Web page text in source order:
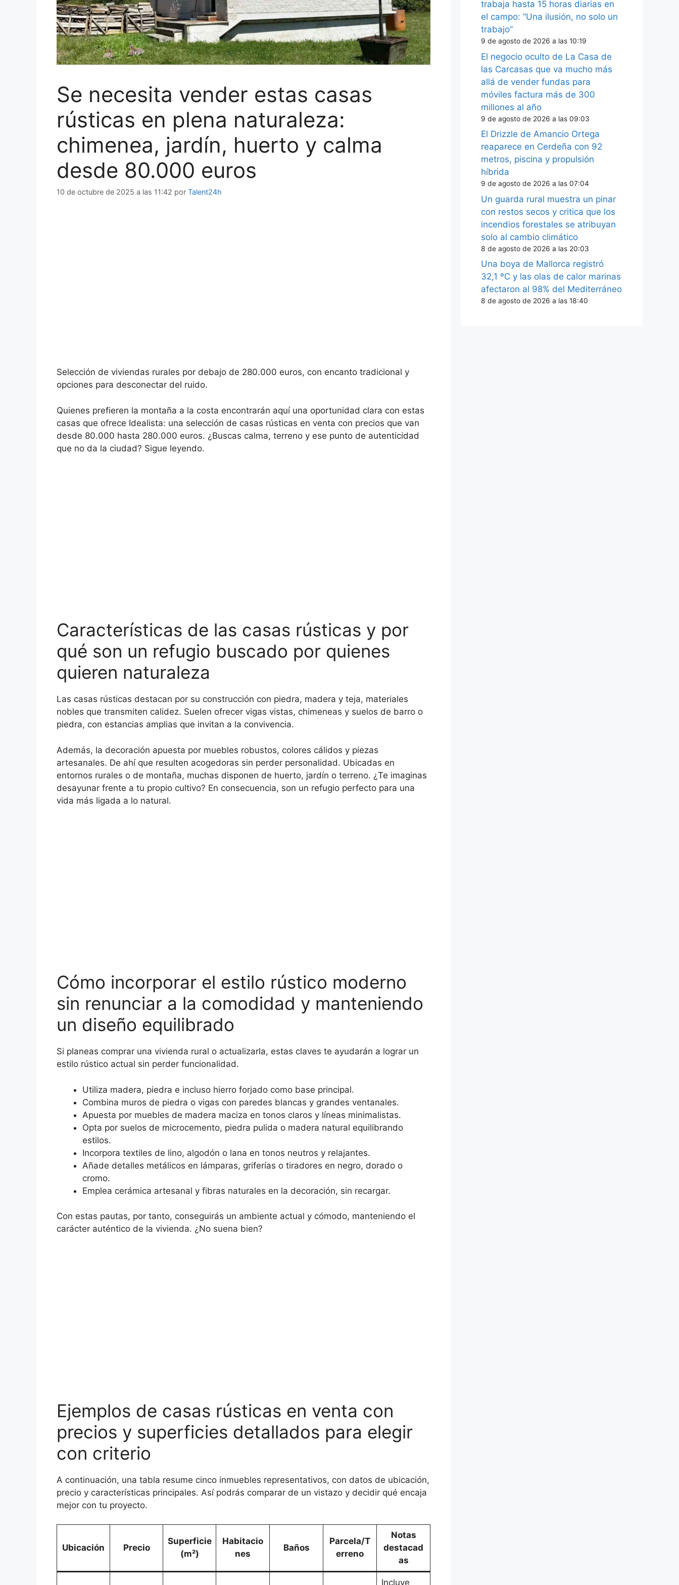
Se necesita vender estas casas
rústicas en plena naturaleza:
chimenea, jardín, huerto y calma
desde 80.000 euros
10 de octubre de 2025 a las 11:42 por Talent24h
Selección de viviendas rurales por debajo de 280.000 euros, con encanto tradicional y
opciones para desconectar del ruido.
Quienes prefieren la montaña a la costa encontrarán aquí una oportunidad clara con estas
casas que ofrece Idealista: una selección de casas rústicas en venta con precios que van
desde 80.000 hasta 280.000 euros. ¿Buscas calma, terreno y ese punto de autenticidad
que no da la ciudad? Sigue leyendo.
Características de las casas rústicas y por
qué son un refugio buscado por quienes
quieren naturaleza
Las casas rústicas destacan por su construcción con piedra, madera y teja, materiales
nobles que transmiten calidez. Suelen ofrecer vigas vistas, chimeneas y suelos de barro o
piedra, con estancias amplias que invitan a la convivencia.
Además, la decoración apuesta por muebles robustos, colores cálidos y piezas
artesanales. De ahí que resulten acogedoras sin perder personalidad. Ubicadas en
entornos rurales o de montaña, muchas disponen de huerto, jardín o terreno. ¿Te imaginas
desayunar frente a tu propio cultivo? En consecuencia, son un refugio perfecto para una
vida más ligada a lo natural.
Cómo incorporar el estilo rústico moderno
sin renunciar a la comodidad y manteniendo
un diseño equilibrado
Si planeas comprar una vivienda rural o actualizarla, estas claves te ayudarán a lograr un
estilo rústico actual sin perder funcionalidad.
Utiliza madera, piedra e incluso hierro forjado como base principal.
Combina muros de piedra o vigas con paredes blancas y grandes ventanales.
Apuesta por muebles de madera maciza en tonos claros y líneas minimalistas.
Opta por suelos de microcemento, piedra pulida o madera natural equilibrando
estilos.
Incorpora textiles de lino, algodón o lana en tonos neutros y relajantes.
Añade detalles metálicos en lámparas, griferías o tiradores en negro, dorado o
cromo.
Emplea cerámica artesanal y fibras naturales en la decoración, sin recargar.
Con estas pautas, por tanto, conseguirás un ambiente actual y cómodo, manteniendo el
carácter auténtico de la vivienda. ¿No suena bien?
Ejemplos de casas rústicas en venta con
precios y superficies detallados para elegir
con criterio
A continuación, una tabla resume cinco inmuebles representativos, con datos de ubicación,
precio y características principales. Así podrás comparar de un vistazo y decidir qué encaja
mejor con tu proyecto.
Ubicación Precio
Superficie
(m²)
Habitacio
nes
Baños
Parcela/T
erreno
Notas
destacad
as
Incluye
trabaja hasta 15 horas diarias en
el campo: “Una ilusión, no solo un
trabajo”
9 de agosto de 2026 a las 10:19
El negocio oculto de La Casa de
las Carcasas que va mucho más
allá de vender fundas para
móviles factura más de 300
millones al año
9 de agosto de 2026 a las 09:03
El Drizzle de Amancio Ortega
reaparece en Cerdeña con 92
metros, piscina y propulsión
híbrida
9 de agosto de 2026 a las 07:04
Un guarda rural muestra un pinar
con restos secos y critica que los
incendios forestales se atribuyan
solo al cambio climático
8 de agosto de 2026 a las 20:03
Una boya de Mallorca registró
32,1 ºC y las olas de calor marinas
afectaron al 98% del Mediterráneo
8 de agosto de 2026 a las 18:40